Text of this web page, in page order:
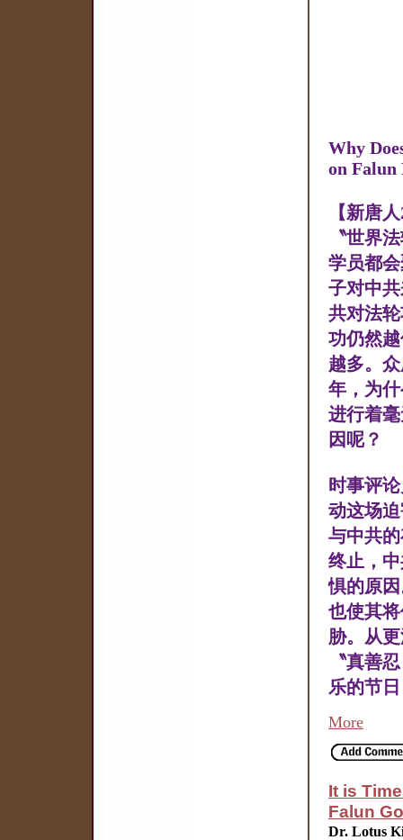
Why
on Falun
【新唐
〝世界
学员都
子对中
共对法
功仍然
越多。
年，为
进行着
因呢？
时事评
动这场
与中共
终止，
惧的原
也使其
胁。从
〝真善
乐的节
More
It is
Falun
Dr. Lotus